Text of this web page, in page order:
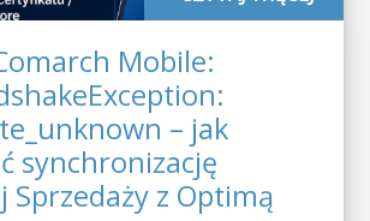
Mobile:
– jak
synchronizację
Sprzedaży z Optimą